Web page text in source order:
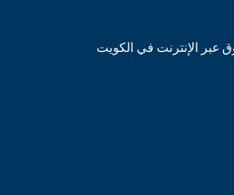
عبر الإنترنت في الكويت